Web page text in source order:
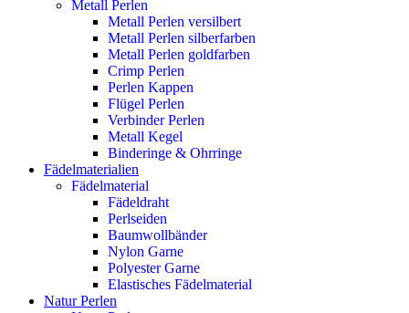
Metall Perlen
Metall Perlen versilbert
Metall Perlen silberfarben
Metall Perlen goldfarben
Crimp Perlen
Perlen Kappen
Flügel Perlen
Verbinder Perlen
Metall Kegel
Binderinge & Ohrringe
Fädelmaterialien
Fädelmaterial
Fädeldraht
Perlseiden
Baumwollbänder
Nylon Garne
Polyester Garne
Elastisches Fädelmaterial
Natur Perlen